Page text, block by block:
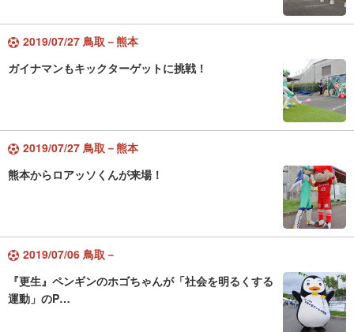
2019/07/27 鳥取－熊本
ガイナマンもキックターゲットに挑戦！
2019/07/27 鳥取－熊本
熊本からロアッソくんが来場！
2019/07/06 鳥取－
『更生』ペンギンのホゴちゃんが「社会を明るくする
運動」のP…